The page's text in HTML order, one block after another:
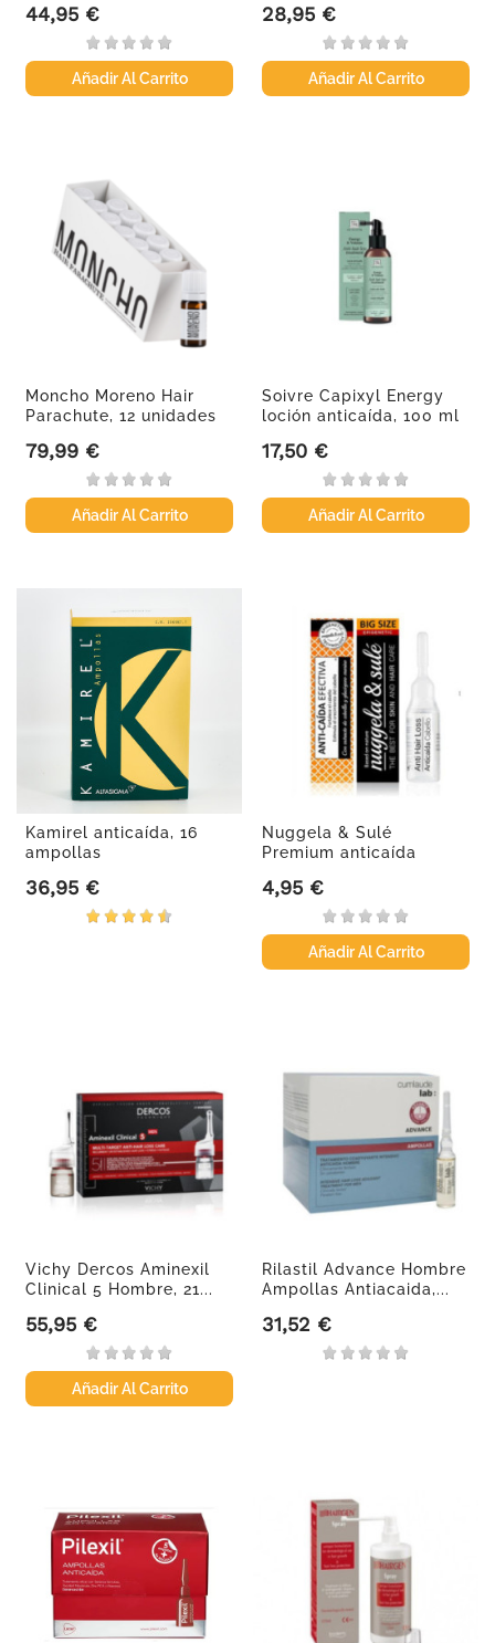
Precio
44,95 €
Añadir Al Carrito
Precio
28,95 €
Añadir Al Carrito
Moncho Moreno Hair
Parachute, 12 unidades
Precio
79,99 €
Añadir Al Carrito
Soivre Capixyl Energy
loción anticaída, 100 ml
Precio
17,50 €
Añadir Al Carrito
Kamirel anticaída, 16
ampollas
Precio
36,95 €
Nuggela & Sulé
Premium anticaída
Precio
4,95 €
Añadir Al Carrito
Vichy Dercos Aminexil
Clinical 5 Hombre, 21...
Precio
55,95 €
Añadir Al Carrito
Rilastil Advance Hombre
Ampollas Antiacaida,...
Precio
31,52 €